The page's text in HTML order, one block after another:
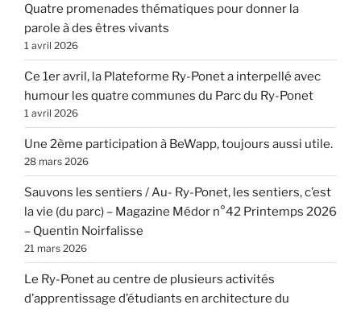
Quatre promenades thématiques pour donner la
parole à des êtres vivants
1 avril 2026
Ce 1er avril, la Plateforme Ry-Ponet a interpellé avec
humour les quatre communes du Parc du Ry-Ponet
1 avril 2026
Une 2ème participation à BeWapp, toujours aussi utile.
28 mars 2026
Sauvons les sentiers / Au- Ry-Ponet, les sentiers, c’est
la vie (du parc) – Magazine Médor n°42 Printemps 2026
– Quentin Noirfalisse
21 mars 2026
Le Ry-Ponet au centre de plusieurs activités
d’apprentissage d’étudiants en architecture du